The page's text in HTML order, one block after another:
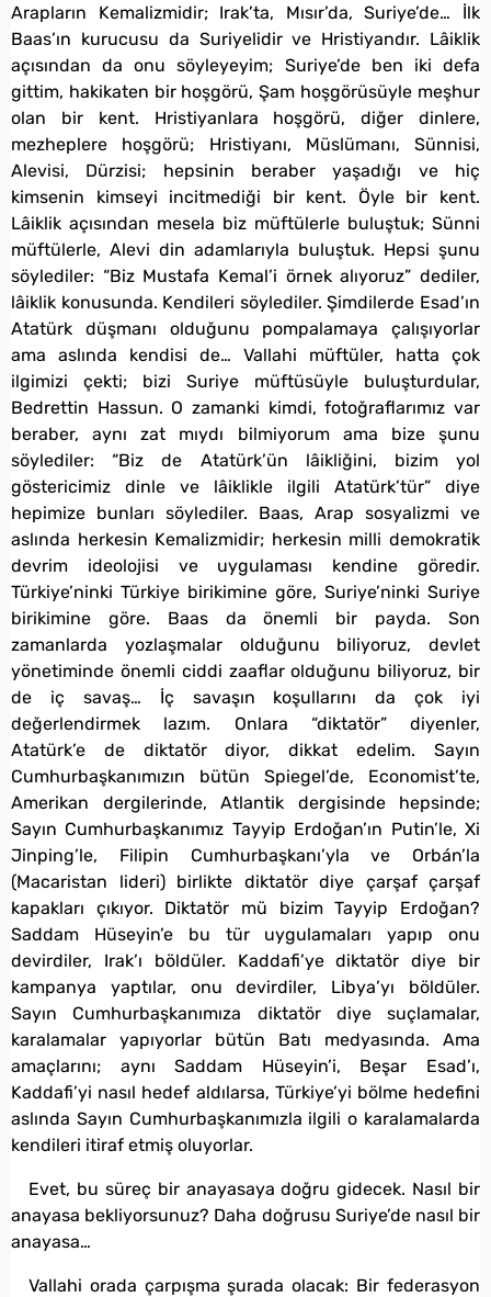
Arapların Kemalizmidir; Irak’ta, Mısır’da, Suriye’de… İlk
Baas’ın kurucusu da Suriyelidir ve Hristiyandır. Lâiklik
açısından da onu söyleyeyim; Suriye’de ben iki defa
gittim, hakikaten bir hoşgörü, Şam hoşgörüsüyle meşhur
olan bir kent. Hristiyanlara hoşgörü, diğer dinlere,
mezheplere hoşgörü; Hristiyanı, Müslümanı, Sünnisi,
Alevisi, Dürzisi; hepsinin beraber yaşadığı ve hiç
kimsenin kimseyi incitmediği bir kent. Öyle bir kent.
Lâiklik açısından mesela biz müftülerle buluştuk; Sünni
müftülerle, Alevi din adamlarıyla buluştuk. Hepsi şunu
söylediler: “Biz Mustafa Kemal’i örnek alıyoruz” dediler,
lâiklik konusunda. Kendileri söylediler. Şimdilerde Esad’ın
Atatürk düşmanı olduğunu pompalamaya çalışıyorlar
ama aslında kendisi de… Vallahi müftüler, hatta çok
ilgimizi çekti; bizi Suriye müftüsüyle buluşturdular,
Bedrettin Hassun. O zamanki kimdi, fotoğraflarımız var
beraber, aynı zat mıydı bilmiyorum ama bize şunu
söylediler: “Biz de Atatürk’ün lâikliğini, bizim yol
göstericimiz dinle ve lâiklikle ilgili Atatürk’tür” diye
hepimize bunları söylediler. Baas, Arap sosyalizmi ve
aslında herkesin Kemalizmidir; herkesin milli demokratik
devrim ideolojisi ve uygulaması kendine göredir.
Türkiye’ninki Türkiye birikimine göre, Suriye’ninki Suriye
birikimine göre. Baas da önemli bir payda. Son
zamanlarda yozlaşmalar olduğunu biliyoruz, devlet
yönetiminde önemli ciddi zaaflar olduğunu biliyoruz, bir
de iç savaş… İç savaşın koşullarını da çok iyi
değerlendirmek lazım. Onlara “diktatör” diyenler,
Atatürk’e de diktatör diyor, dikkat edelim. Sayın
Cumhurbaşkanımızın bütün Spiegel’de, Economist’te,
Amerikan dergilerinde, Atlantik dergisinde hepsinde;
Sayın Cumhurbaşkanımız Tayyip Erdoğan’ın Putin’le, Xi
Jinping’le, Filipin Cumhurbaşkanı’yla ve Orbán’la
(Macaristan lideri) birlikte diktatör diye çarşaf çarşaf
kapakları çıkıyor. Diktatör mü bizim Tayyip Erdoğan?
Saddam Hüseyin’e bu tür uygulamaları yapıp onu
devirdiler, Irak’ı böldüler. Kaddafi’ye diktatör diye bir
kampanya yaptılar, onu devirdiler, Libya’yı böldüler.
Sayın Cumhurbaşkanımıza diktatör diye suçlamalar,
karalamalar yapıyorlar bütün Batı medyasında. Ama
amaçlarını; aynı Saddam Hüseyin’i, Beşar Esad’ı,
Kaddafi’yi nasıl hedef aldılarsa, Türkiye’yi bölme hedefini
aslında Sayın Cumhurbaşkanımızla ilgili o karalamalarda
kendileri itiraf etmiş oluyorlar.
Evet, bu süreç bir anayasaya doğru gidecek. Nasıl bir
anayasa bekliyorsunuz? Daha doğrusu Suriye’de nasıl bir
anayasa…
Vallahi orada çarpışma şurada olacak: Bir federasyon